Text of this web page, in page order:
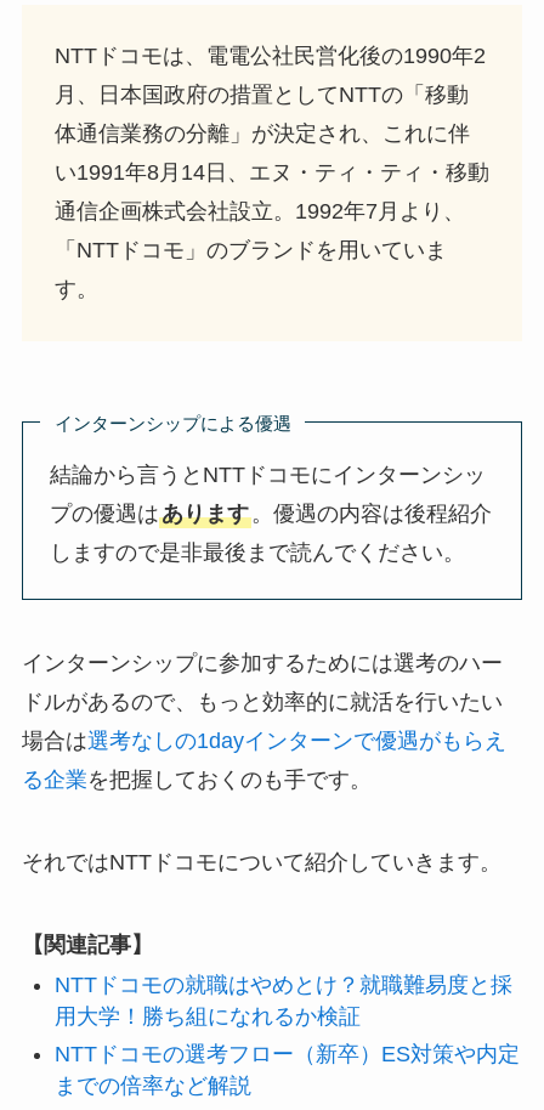
NTTドコモは、電電公社民営化後の1990年2
月、日本国政府の措置としてNTTの「移動
体通信業務の分離」が決定され、これに伴
い1991年8月14日、エヌ・ティ・ティ・移動
通信企画株式会社設立。1992年7月より、
「NTTドコモ」のブランドを用いていま
す。
インターンシップによる優遇
結論から言うとNTTドコモにインターンシッ
プの優遇はあります。優遇の内容は後程紹介
しますので是非最後まで読んでください。
インターンシップに参加するためには選考のハー
ドルがあるので、もっと効率的に就活を行いたい
場合は選考なしの1dayインターンで優遇がもらえ
る企業を把握しておくのも手です。
それではNTTドコモについて紹介していきます。
【関連記事】
NTTドコモの就職はやめとけ？就職難易度と採
用大学！勝ち組になれるか検証
NTTドコモの選考フロー（新卒）ES対策や内定
までの倍率など解説